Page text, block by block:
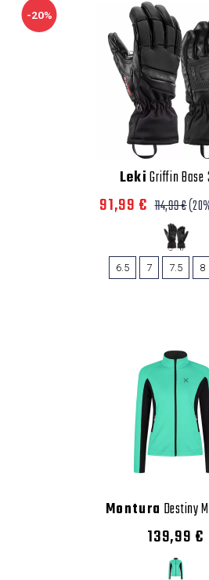
-20%
LekiGriffin Base
91,99 € 114,99 €
6.5 7 7.5 8
Montura Destiny
139,99 €